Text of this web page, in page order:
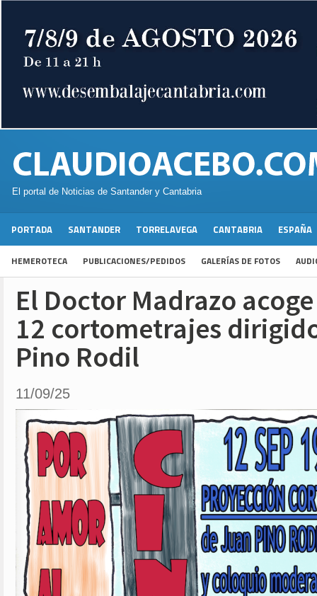
El portal de Noticias de Santander y Cantabria
PORTADA SANTANDER TORRELAVEGA CANTABRIA ESPAÑA
HEMEROTECA PUBLICACIONES/PEDIDOS GALERÍAS DE FOTOS
El Doctor Madrazo
12 cortometrajes
Pino Rodil
11/09/25